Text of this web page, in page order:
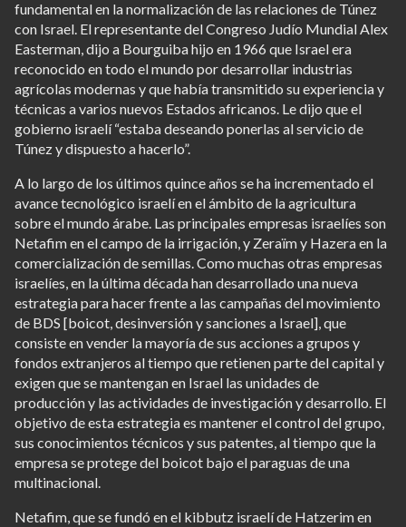
fundamental en la normalización de las relaciones de Túnez
con Israel. El representante del Congreso Judío Mundial Alex
Easterman, dijo a Bourguiba hijo en 1966 que Israel era
reconocido en todo el mundo por desarrollar industrias
agrícolas modernas y que había transmitido su experiencia y
técnicas a varios nuevos Estados africanos. Le dijo que el
gobierno israelí “estaba deseando ponerlas al servicio de
Túnez y dispuesto a hacerlo”.
A lo largo de los últimos quince años se ha incrementado el
avance tecnológico israelí en el ámbito de la agricultura
sobre el mundo árabe. Las principales empresas israelíes son
Netafim en el campo de la irrigación, y Zeraïm y Hazera en la
comercialización de semillas. Como muchas otras empresas
israelíes, en la última década han desarrollado una nueva
estrategia para hacer frente a las campañas del movimiento
de BDS [boicot, desinversión y sanciones a Israel], que
consiste en vender la mayoría de sus acciones a grupos y
fondos extranjeros al tiempo que retienen parte del capital y
exigen que se mantengan en Israel las unidades de
producción y las actividades de investigación y desarrollo. El
objetivo de esta estrategia es mantener el control del grupo,
sus conocimientos técnicos y sus patentes, al tiempo que la
empresa se protege del boicot bajo el paraguas de una
multinacional.
Netafim, que se fundó en el kibbutz israelí de Hatzerim en